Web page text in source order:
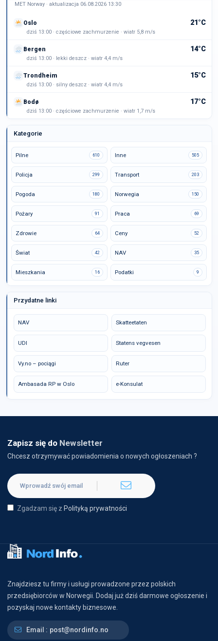
MET Norway · aktualizacja 06.08.2026 13:30
Oslo 21°C
dziś 13:00 · częściowe zachmurzenie · wiatr 5,8 m/s
Bergen 14°C
dziś 13:00 · lekki deszcz · wiatr 4,4 m/s
Trondheim 15°C
dziś 13:00 · silny deszcz · wiatr 4,4 m/s
Bodø 17°C
dziś 13:00 · częściowe zachmurzenie · wiatr 1,7 m/s
Kategorie
Pilne 610 Inne 505
Policja 299 Transport 203
Pogoda 180 Norwegia 150
Pożary 91 Praca 69
Zdrowie 64 Ceny 52
Świat 42 NAV 35
Mieszkania 16 Podatki 9
Przydatne linki
NAV Skatteetaten
UDI Statens vegvesen
Vy.no – pociągi Ruter
Ambasada RP w Oslo e-Konsulat
Zapisz się do Newsletter
Chcesz otrzymywać powiadomienia o nowych ogłoszeniach ?
Zgadzam się z Polityką prywatności
Znajdziesz tu firmy i usługi prowadzone przez polskich
przedsiębiorców w Norwegii. Dodaj już dziś darmowe ogłoszenie i
pozyskaj nowe kontakty biznesowe.
Email : post@nordinfo.no